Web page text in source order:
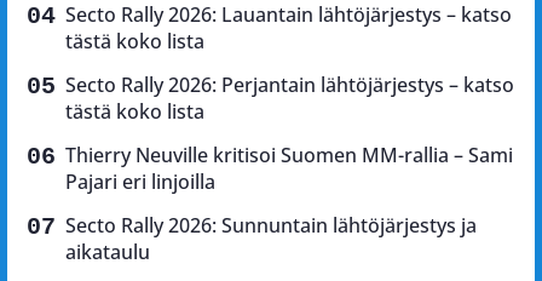
Secto Rally 2026: Lauantain lähtöjärjestys – katso
tästä koko lista
Secto Rally 2026: Perjantain lähtöjärjestys – katso
tästä koko lista
Thierry Neuville kritisoi Suomen MM-rallia – Sami
Pajari eri linjoilla
Secto Rally 2026: Sunnuntain lähtöjärjestys ja
aikataulu